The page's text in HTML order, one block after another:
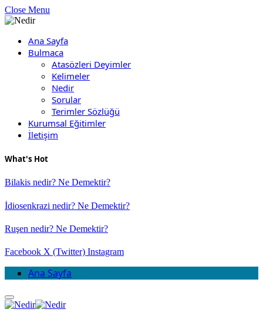
Close Menu
Ana Sayfa
Bulmaca
Atasözleri Deyimler
Kelimeler
Nedir
Sorular
Terimler Sözlüğü
Kurumsal Eğitimler
İletişim
What's Hot
Bilakis nedir? Ne Demektir?
İdiosenkrazi nedir? Ne Demektir?
Ruşen nedir? Ne Demektir?
Facebook X (Twitter) Instagram
Ana Sayfa